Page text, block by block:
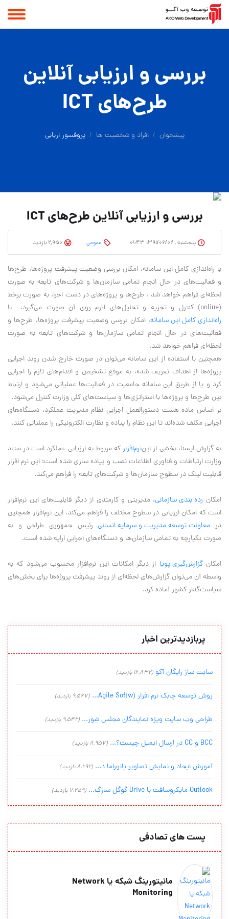
بررسی و ارزیابی آنلاين
طرح‌های ICT
پیشخوان افراد و شخصیت ها پروفسور اربابی
بررسی و ارزیابی آنلاين طرح‌های ICT
پنجشنبه , ۱۳۹۱/۰۶/۰۲ ۰۱:۴۳ عمومی
با راه‌اندازی کامل این سامانه، امکان بررسی وضعیت پیشرفت پروژه‌ها، طرح‌ها
و فعالیت‌های در حال انجام تمامی سازمان‌ها و شرکت‌های تابعه به صورت
لحظه‌ای فراهم خواهد شد ، طرح‌ها و پروژه‌های در دست اجرا، به صورت برخط
(online) کنترل و تجزیه و تحلیل‌های لازم روی آن صورت می‌گیرد. با
راه‌اندازی کامل این سامانه، امکان بررسی وضعیت پیشرفت پروژه‌ها، طرح‌ها و
فعالیت‌های در حال انجام تمامی سازمان‌ها و شرکت‌های تابعه به صورت
لحظه‌ای فراهم خواهد شد.
همچنين با استفاده از این سامانه می‌توان در صورت خارج شدن روند اجرایی
پروژه‌ها از اهداف تعریف شده، به موقع تشخیص و اقدام‌های لازم را اجرایی
کرد و يا از طریق این سامانه جامعیت در فعالیت‌ها عملیاتی می‌شود و ارتباط
بین طرح‌ها و پروژه‌ها با استراتژی‌ها و سیاست‌های کلی وزارت کنترل می‌شود.
بر اساس ماده هشت دستورالعمل اجرایی نظام مدیریت عملکرد، دستگاه‌های
اجرایی مکلف شده‌اند تا این نظام را پیاده و نظارت الکترونیکی را عملیاتی کنند.
به گزارش ايسنا، بخشی از ایننرم‌افزارکه مربوط به ارزیابی عملکرد است در ستاد
وزارت ارتباطات و فناوري اطلاعات نصب و پیاده سازی شده است؛ این نرم افزار
قابلیت لینک در سطوح سازمان‌ها و شرکت‌های تابعه را فراهم می‌کند.
امکان رده بندی سازمانی، مدیریتی و کارمندی از دیگر قابلیت‌های این نرم‌افزار
است که امکان ارزیابی در سطوح مختلف را فراهم می‌کند. این نرم‌افزار همچنين
در معاونت توسعه مدیریت و سرمایه انسانیرئیس جمهوري طراحی و به
صورت یکپارچه به تمامی سازمان‌ها و دستگاه‌های اجرایی ارایه شده است.
امکانگزارش‌گیری پویا از دیگر امکانات این نرم‌افزار محسوب می‌شود که به
واسطه آن می‌توان گزارش‌های لحظه‌ای از روند پیشرفت پروژه‌ها برای بخش‌های
سیاست‌گذار کشور آماده کرد.
پربازدیدترین اخبار
سایت ساز رایگان آکو (16,832 بازدید)
روش توسعه چابک نرم افزار (Agile Softw... (9,567 بازدید)
طراحی وب سایت ویژه نمایندگان مجلس شور... (9,542 بازدید)
BCC و CC در ارسال ایمیل چیست؟... (8,957 بازدید)
آموزش ایجاد و نمایش تصاویر پانوراما د... (8,292 بازدید)
Outlook مایکروسافت با Drive گوگل سازگ... (7,259 بازدید)
پست های تصادفی
مانیتورینگ شبکه یا Network
Monitoring